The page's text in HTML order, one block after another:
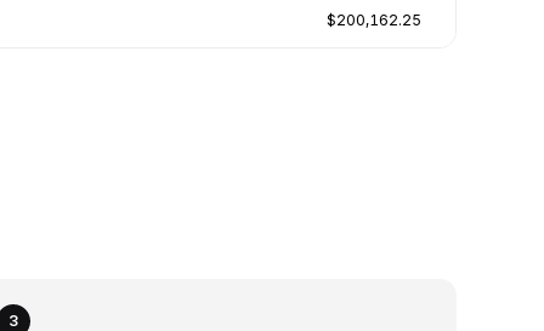
$200,162.25
3